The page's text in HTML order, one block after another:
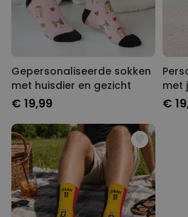
Gepersonaliseerde sokken
met huisdier en gezicht
€ 19,99
met
€